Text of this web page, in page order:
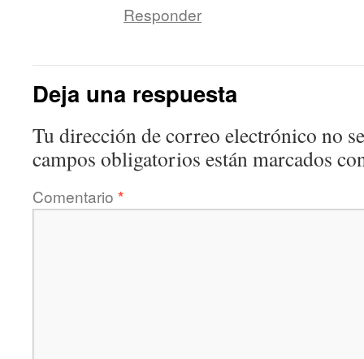
Responder
Deja una respuesta
Tu dirección de correo electrónico no
campos obligatorios están marcados
Comentario *